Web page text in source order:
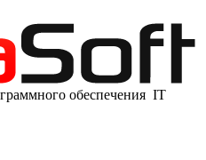
обеспечения IT